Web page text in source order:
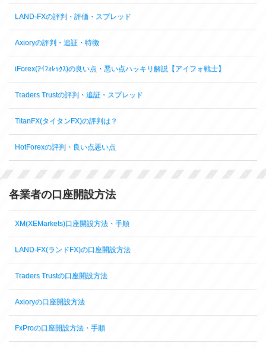
LAND-FXの評判・評価・スプレッド
Axioryの評判・追証・特徴
iForex(ｱｲﾌｫﾚｯｸｽ)の良い点・悪い点ハッキリ解説【アイフォ戦士】
Traders Trustの評判・追証・スプレッド
TitanFX(タイタンFX)の評判は？
HotForexの評判・良い点悪い点
各業者の口座開設方法
XM(XEMarkets)口座開設方法・手順
LAND-FX(ランドFX)の口座開設方法
Traders Trustの口座開設方法
Axioryの口座開設方法
FxProの口座開設方法・手順